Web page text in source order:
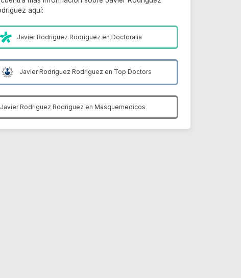
aquí:
Javier Rodriguez Rodriguez enDoctoralia
Javier Rodriguez Rodriguez en Top Doctors
Javier Rodriguez Rodriguez en Masquemedicos